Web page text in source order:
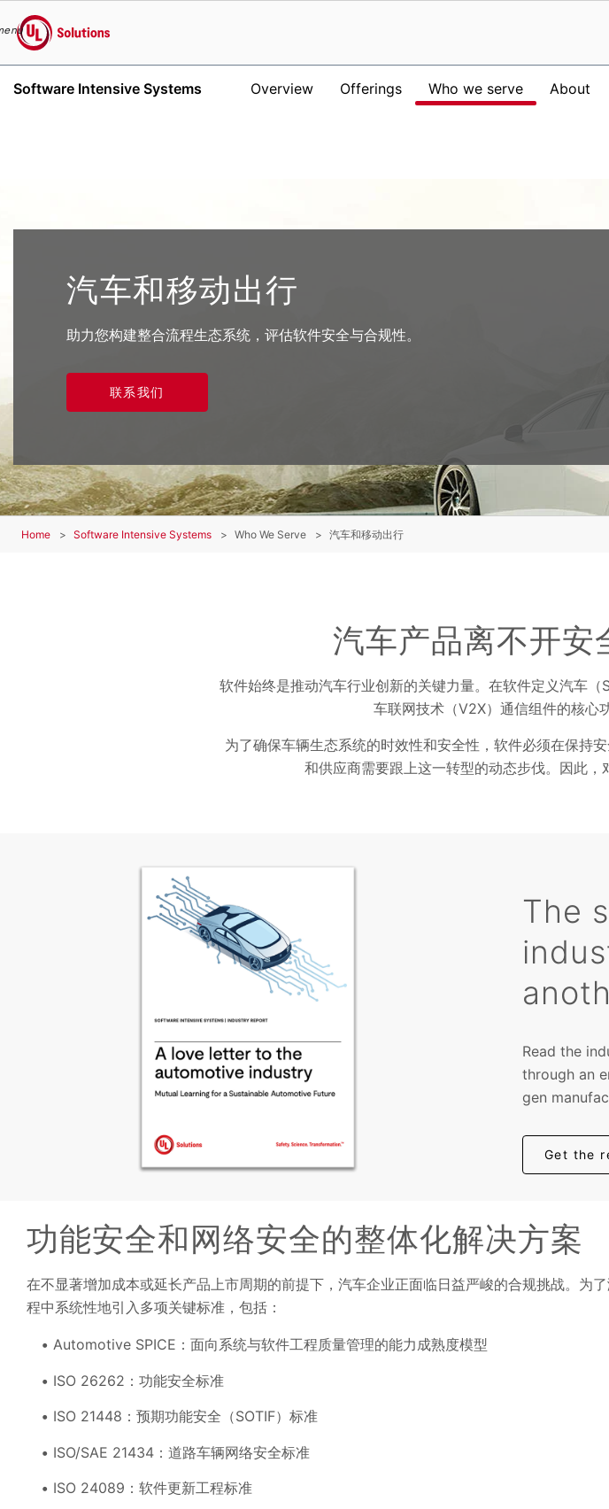
UL Solutions
Software Intensive Systems Overview Offerings Who we serve About
汽车和移动出行
助力您构建整合流程生态系统，评估软件安全与合规性。
联系我们
Home Software Intensive Systems Who We Serve 汽车和移动出行
汽车产品离不开安
软件始终是推动汽车行业创新的关键力量。在软件定义汽车
车联网技术（V2X）通信组件的核心
为了确保车辆生态系统的时效性和安全性，软件必须在保持
和供应商需要跟上这一转型的动态步伐。因此，
The
Read the
through an
gen
Get the
功能安全和网络安全的整体化解决方案
在不显著增加成本或延长产品上市周期的前提下，汽车企业正面临日益严峻的合规挑战。为
程中系统性地引入多项关键标准，包括：
Automotive SPICE：面向系统与软件工程质量管理的能力成熟度模型
ISO 26262：功能安全标准
ISO 21448：预期功能安全（SOTIF）标准
ISO/SAE 21434：道路车辆网络安全标准
ISO 24089：软件更新工程标准